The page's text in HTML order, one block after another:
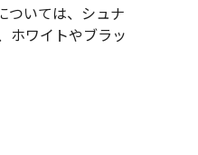
ついては、シュナ
ホワイトやブラッ